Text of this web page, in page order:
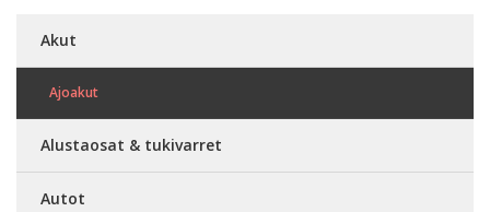
Akut
Ajoakut
Alustaosat & tukivarret
Autot